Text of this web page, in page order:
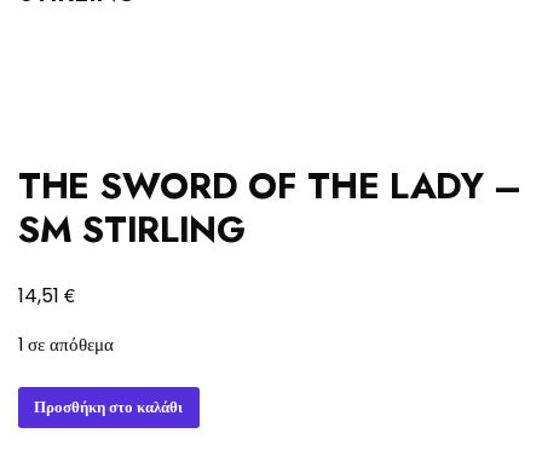
THE SWORD OF THE LADY –
SM STIRLING
14,51 €
1 σε απόθεμα
THE
SWORD
Προσθήκη στο καλάθι